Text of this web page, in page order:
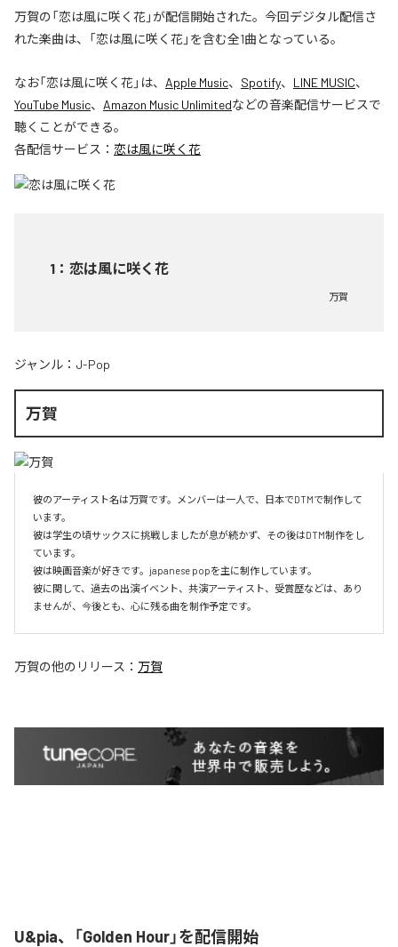
万賀の「恋は風に咲く花」が配信開始された。今回デジタル配信さ
れた楽曲は、「恋は風に咲く花」を含む全1曲となっている。
なお「恋は風に咲く花」は、 Apple Music、 Spotify、 LINE MUSIC、
YouTube Music、 Amazon Music Unlimitedなどの音楽配信サービスで
聴くことができる。
各配信サービス： 恋は風に咲く花
1 ： 恋は風に咲く花
万賀
ジャンル： J-Pop
万賀
彼のアーティスト名は万賀です。メンバーは一人で、日本でDTMで制作して
います。
彼は学生の頃サックスに挑戦しましたが息が続かず、その後はDTM制作をし
ています。
彼は映画音楽が好きです。japanese popを主に制作しています。
彼に関して、過去の出演イベント、共演アーティスト、受賞歴などは、あり
ませんが、今後とも、心に残る曲を制作予定です。
万賀の他のリリース： 万賀
U&pia、「Golden Hour」を配信開始